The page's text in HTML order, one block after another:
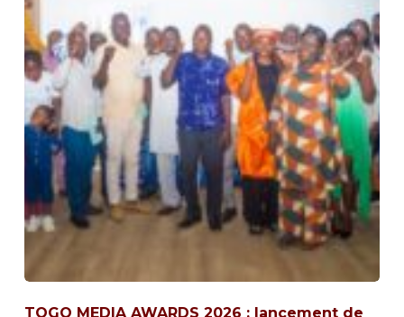
TOGO MEDIA AWARDS 2026 : lancement de